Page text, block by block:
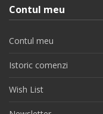
Contul meu
Contul meu
Istoric comenzi
Wish List